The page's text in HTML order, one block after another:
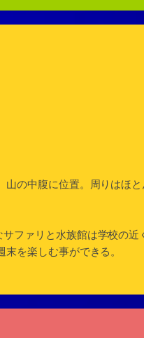
の中腹に位置。周りはほ
ファリと水族館は学校の近
を楽しむ事ができる。